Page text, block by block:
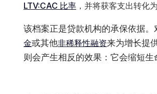
LTV:CAC 比率 ，并将获客支出转化
该档案正是贷款机构的承保依据。
金或其他非稀释性融资来为增长提
则会产生相反的效果：它会缩短